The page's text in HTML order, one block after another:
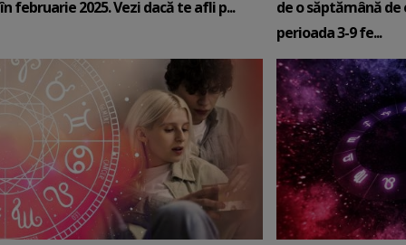
în februarie 2025. Vezi dacă te afli p...
de o săptămână de
perioada 3-9 fe...